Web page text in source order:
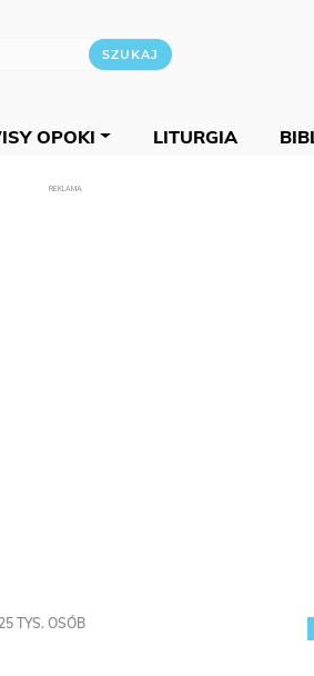
OPOKI LITURGIA
REKLAMA
TYS. OSÓB